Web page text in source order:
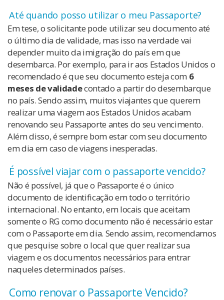
Até quando posso utilizar o meu Passaporte?
Em tese, o solicitante pode utilizar seu documento até
o último dia de validade, mas isso na verdade vai
depender muito da imigração do país em que
desembarca. Por exemplo, para ir aos Estados Unidos o
recomendado é que seu documento esteja com 6
meses de validadecontado a partir do desembarque
no país. Sendo assim, muitos viajantes que querem
realizar uma viagem aos Estados Unidos acabam
renovando seu Passaporte antes do seu vencimento.
Além disso, é sempre bom estar com seu documento
em dia em caso de viagens inesperadas.
É possível viajar com o passaporte vencido?
Não é possível, já que o Passaporte é o único
documento de identificação em todo o território
internacional. No entanto, em locais que aceitam
somente o RG como documento não é necessário estar
com o Passaporte em dia. Sendo assim, recomendamos
que pesquise sobre o local que quer realizar sua
viagem e os documentos necessários para entrar
naqueles determinados países.
Como renovar o Passaporte Vencido?